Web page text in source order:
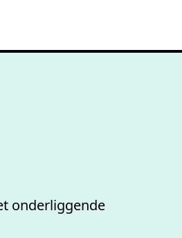
onderliggende